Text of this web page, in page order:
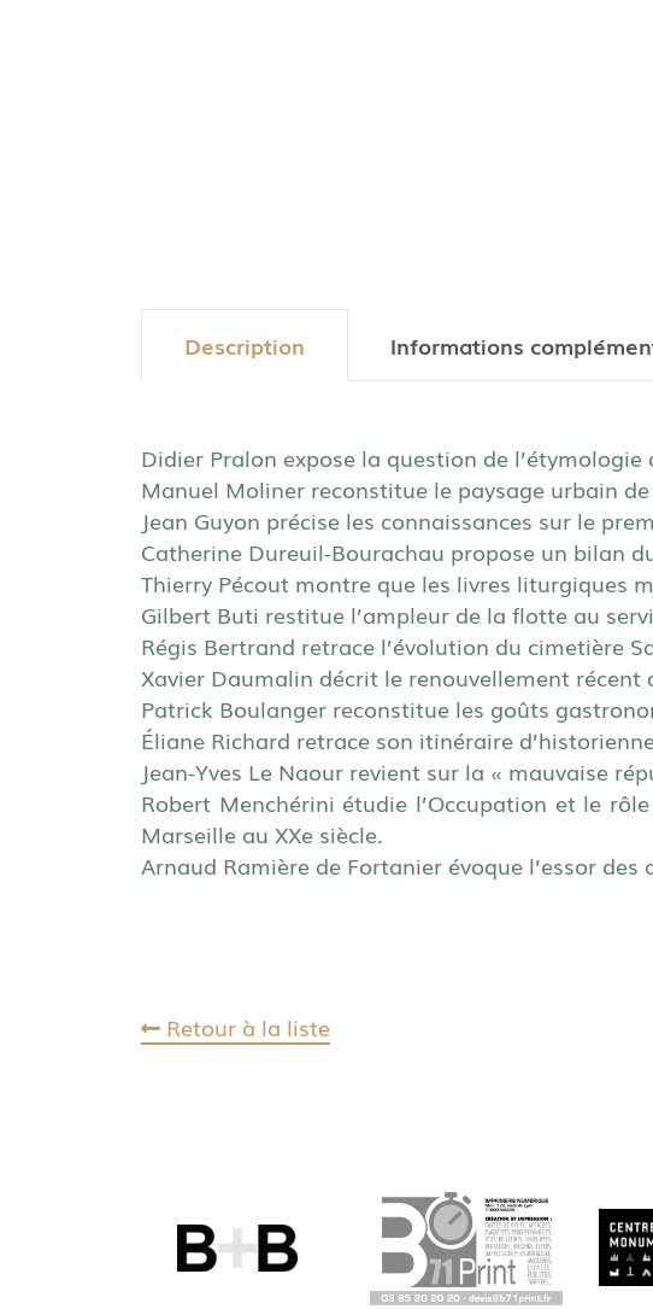
Description Informations
Didier Pralon expose la question de l’étymologie
Manuel Moliner reconstitue le paysage urbain
Jean Guyon précise les connaissances sur le
Catherine Dureuil-Bourachau propose un bilan
Thierry Pécout montre que les livres liturgiques
Gilbert Buti restitue l’ampleur de la flotte au
Régis Bertrand retrace l’évolution du cimetière
Xavier Daumalin décrit le renouvellement récent
Patrick Boulanger reconstitue les goûts
Éliane Richard retrace son itinéraire
Jean-Yves Le Naour revient sur la « mauvaise
Robert Menchérini étudie l’Occupation et le
Marseille au XXe siècle.
Arnaud Ramière de Fortanier évoque l’essor
Retour à la liste